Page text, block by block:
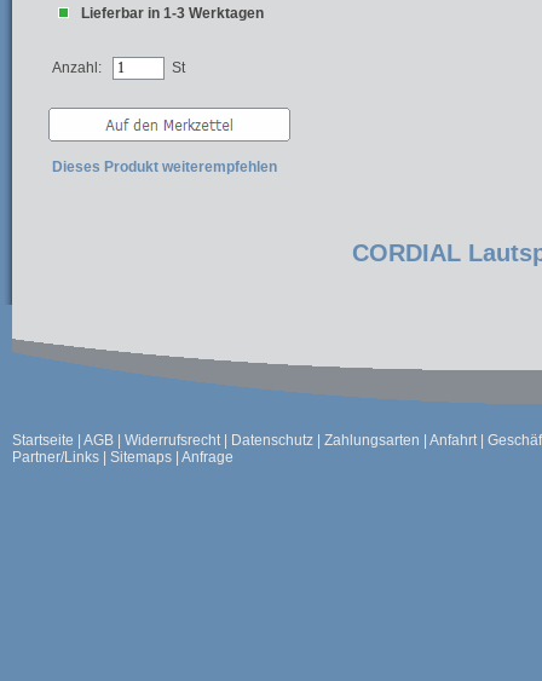
Lieferbar in 1-3 Werktagen
Anzahl: St
Dieses Produkt weiterempfehlen
CORDIAL
Startseite AGB Widerrufsrecht| Datenschutz Zahlungsarten Anfahrt|
Partner/Links
Sitemaps Anfrage